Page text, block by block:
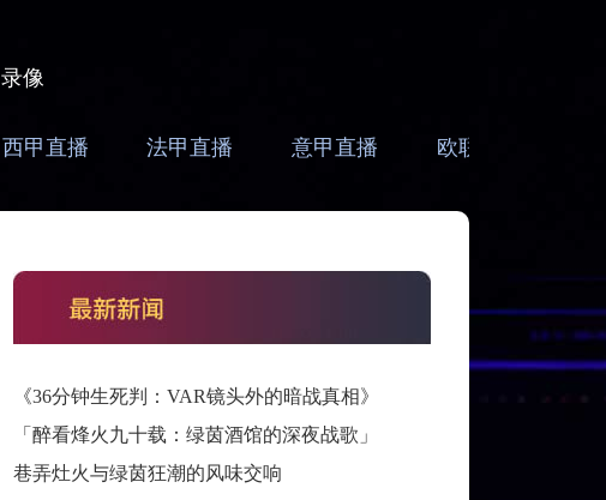
录像
西甲直播 法甲直播 意甲直播 欧联直播
《36分钟生死判：VAR镜头外的暗战真相》
「醉看烽火九十载：绿茵酒馆的深夜战歌」
巷弄灶火与绿茵狂潮的风味交响